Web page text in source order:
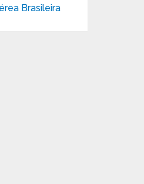
Brasileira